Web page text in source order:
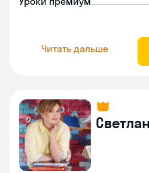
Читать дальше